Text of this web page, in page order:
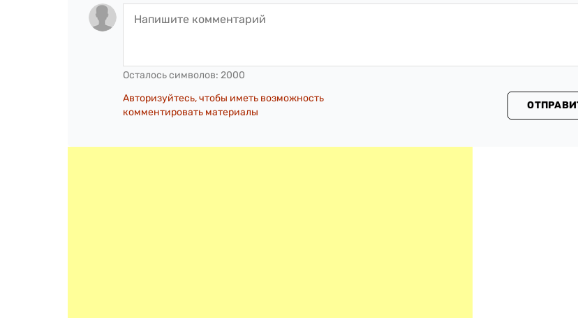
Осталось символов: 2000
Авторизуйтесь, чтобы иметь возможность
комментировать материалы